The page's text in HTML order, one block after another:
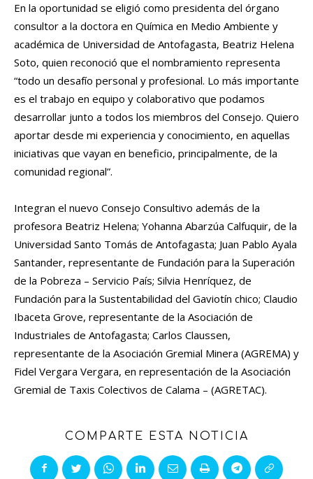
En la oportunidad se eligió como presidenta del órgano
consultor a la doctora en Química en Medio Ambiente y
académica de Universidad de Antofagasta, Beatriz Helena
Soto, quien reconoció que el nombramiento representa
“todo un desafío personal y profesional. Lo más importante
es el trabajo en equipo y colaborativo que podamos
desarrollar junto a todos los miembros del Consejo. Quiero
aportar desde mi experiencia y conocimiento, en aquellas
iniciativas que vayan en beneficio, principalmente, de la
comunidad regional”.
Integran el nuevo Consejo Consultivo además de la
profesora Beatriz Helena; Yohanna Abarzúa Calfuquir, de la
Universidad Santo Tomás de Antofagasta; Juan Pablo Ayala
Santander, representante de Fundación para la Superación
de la Pobreza – Servicio País; Silvia Henríquez, de
Fundación para la Sustentabilidad del Gaviotín chico; Claudio
Ibaceta Grove, representante de la Asociación de
Industriales de Antofagasta; Carlos Claussen,
representante de la Asociación Gremial Minera (AGREMA) y
Fidel Vergara Vergara, en representación de la Asociación
Gremial de Taxis Colectivos de Calama – (AGRETAC).
COMPARTE ESTA NOTICIA